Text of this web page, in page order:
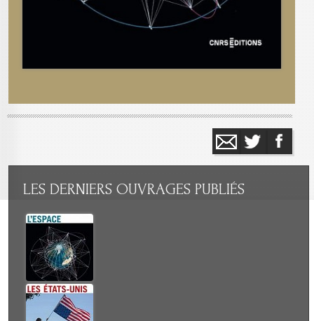
LES DERNIERS OUVRAGES PUBLIÉS